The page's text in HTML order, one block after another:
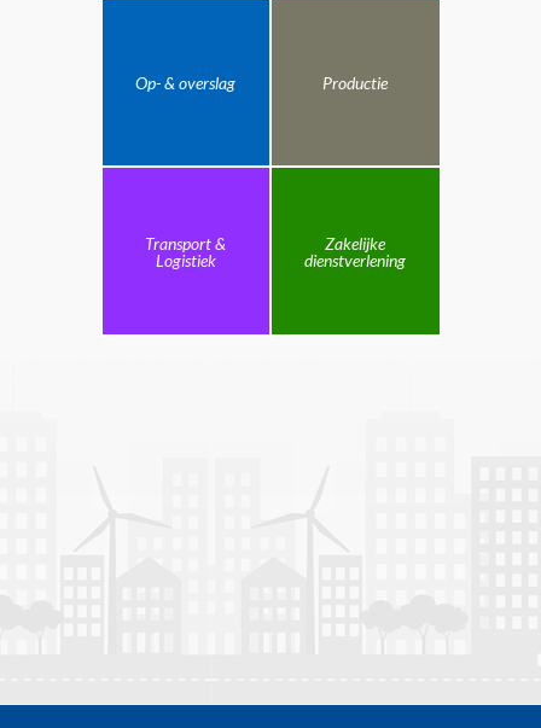
Op- & overslag Productie
Transport &
Logistiek
Zakelijke
dienstverlening